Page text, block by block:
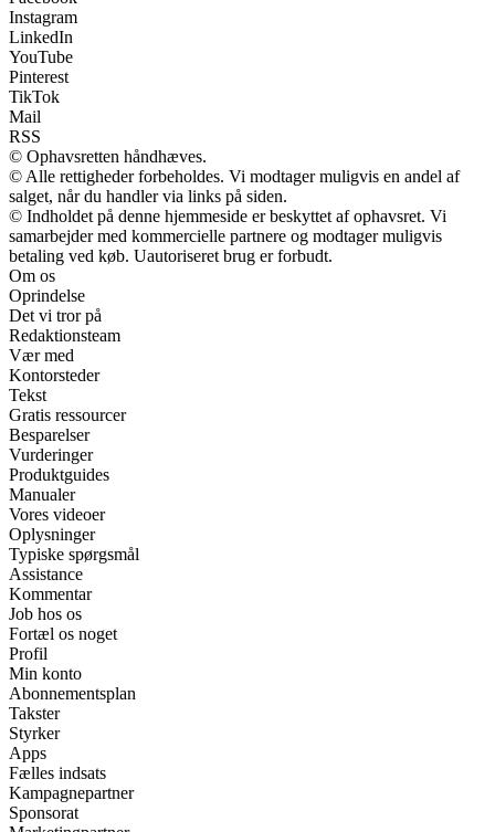
Instagram
LinkedIn
YouTube
Pinterest
TikTok
Mail
RSS
© Ophavsretten håndhæves.
© Alle rettigheder forbeholdes. Vi modtager muligvis en andel af
salget, når du handler via links på siden.
© Indholdet på denne hjemmeside er beskyttet af ophavsret. Vi
samarbejder med kommercielle partnere og modtager muligvis
betaling ved køb. Uautoriseret brug er forbudt.
Om os
Oprindelse
Det vi tror på
Redaktionsteam
Vær med
Kontorsteder
Tekst
Gratis ressourcer
Besparelser
Vurderinger
Produktguides
Manualer
Vores videoer
Oplysninger
Typiske spørgsmål
Assistance
Kommentar
Job hos os
Fortæl os noget
Profil
Min konto
Abonnementsplan
Takster
Styrker
Apps
Fælles indsats
Kampagnepartner
Sponsorat